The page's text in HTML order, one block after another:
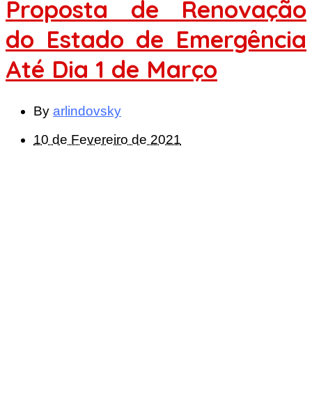
Proposta de Renovação
do Estado de Emergência
Até Dia 1 de Março
By arlindovsky
10 de Fevereiro de 2021